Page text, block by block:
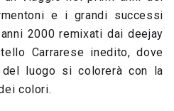
e i grandi successi
2000 remixati dai deejay
Carrarese inedito, dove
del luogo si colorerà con la
colori.